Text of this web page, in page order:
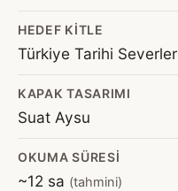
HEDEF KITLE
Türkiye Tarihi Severler
KAPAK TASARIMI
Suat Aysu
OKUMA SÜRESI
~12 sa (tahmini)